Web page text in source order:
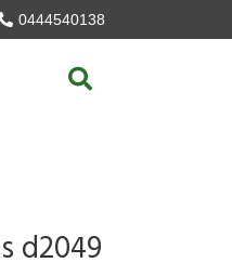
0444540138
d2049